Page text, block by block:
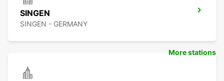
SINGEN
SINGEN - GERMANY
More stations